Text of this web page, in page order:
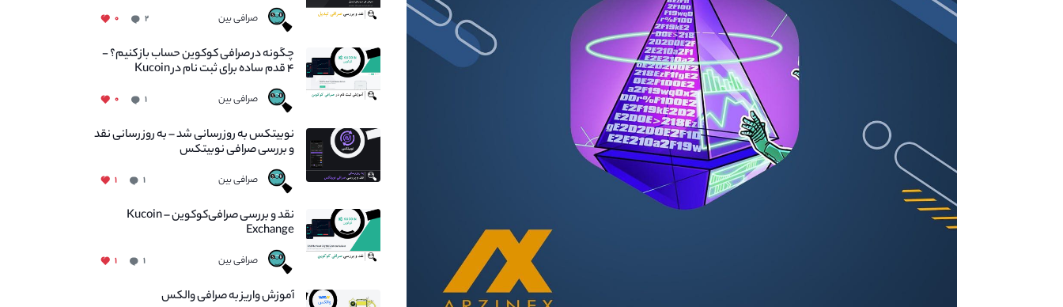
صرافی بین ۲ ۰
چگونه در صرافی کوکوین حساب باز کنیم؟ -
۴ قدم ساده برای ثبت نام در Kucoin
صرافی بین ۱ ۰
نوبیتکس به روزرسانی شد – به روز رسانی نقد
و بررسی صرافی نوبیتکس
صرافی بین ۱ ۱
نقد و بررسی صرافی‌کوکوین – Kucoin
Exchange
صرافی بین ۱ ۱
آموزش واریز به صرافی والکس